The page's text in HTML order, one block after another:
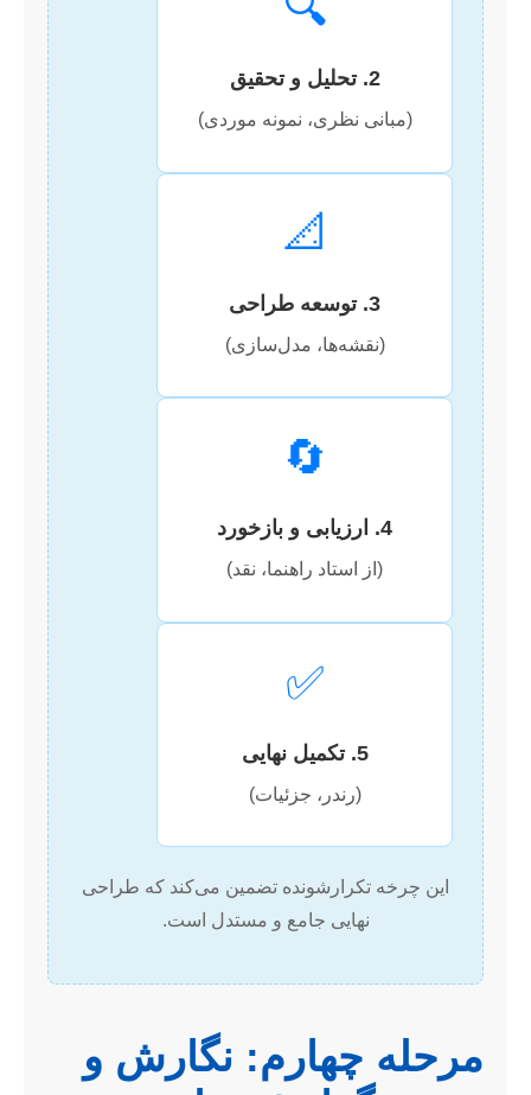
2. تحلیل و تحقیق
(مبانی نظری، نمونه موردی)
📐
3. توسعه طراحی
(نقشه‌ها، مدل‌سازی)
🔄
4. ارزیابی و بازخورد
(از استاد راهنما، نقد)
✅
5. تکمیل نهایی
(رندر، جزئیات)
این چرخه تکرارشونده تضمین می‌کند که طراحی
نهایی جامع و مستدل است.
مرحله چهارم: نگارش و